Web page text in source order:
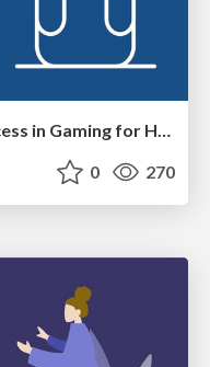
Groundhog Day: Seeking Process in Gaming for Health
0 270